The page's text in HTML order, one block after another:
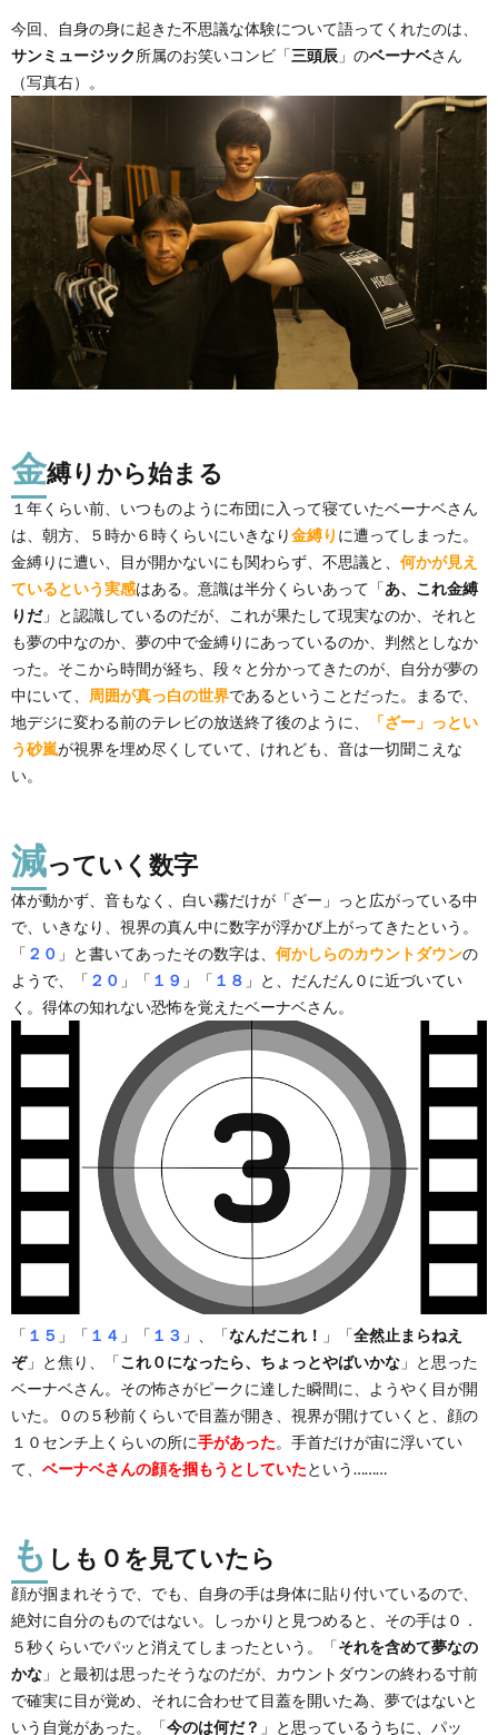
今回、自身の身に起きた不思議な体験について語ってくれたのは、
サンミュージック所属のお笑いコンビ「三頭辰 」のベーナベさん
（写真右）。
金縛りから始まる
１年くらい前、いつものように布団に入って寝ていたベーナベさん
は、朝方、５時か６時くらいにいきなり金縛り に遭ってしまった。
金縛りに遭い、目が開かないにも関わらず、不思議と、 何かが見え
ているという実感はある。意識は半分くらいあって「あ、これ金縛
りだ」と認識しているのだが、これが果たして現実なのか、それと
も夢の中なのか、夢の中で金縛りにあっているのか、判然としなか
った。そこから時間が経ち、段々と分かってきたのが、自分が夢の
中にいて、 周囲が真っ白の世界であるということだった。まるで、
地デジに変わる前のテレビの放送終了後のように、
「ざー」っとい
う砂嵐が視界を埋め尽くしていて、けれども、音は一切聞こえな
い。
減っていく数字
体が動かず、音もなく、白い霧だけが「ざー」っと広がっている中
で、いきなり、視界の真ん中に数字が浮かび上がってきたという。
「 ２０ 」と書いてあったその数字は、 何かしらのカウントダウンの
ようで、「 ２０ 」「 １９ 」「 １８ 」と、だんだん０に近づいてい
く。得体の知れない恐怖を覚えたベーナベさん。
「 １５ 」「 １４ 」「 １３ 」、「なんだこれ！ 」「全然止まらねえ
ぞ」と焦り、「これ０になったら、ちょっとやばいかな 」と思った
ベーナベさん。その怖さがピークに達した瞬間に、ようやく目が開
いた。０の５秒前くらいで目蓋が開き、視界が開けていくと、顔の
１０センチ上くらいの所に手があった。手首だけが宙に浮いてい
て、 ベーナベさんの顔を掴もうとしていたという………
も しも０を見ていたら
顔が掴まれそうで、でも、自身の手は身体に貼り付いているので、
絶対に自分のものではない。しっかりと見つめると、その手は０．
５秒くらいでパッと消えてしまったという。「それを含めて夢なの
かな 」と最初は思ったそうなのだが、カウントダウンの終わる寸前
で確実に目が覚め、それに合わせて目蓋を開いた為、夢ではないと
いう自覚があった。「今のは何だ？ 」と思っているうちに、パッ